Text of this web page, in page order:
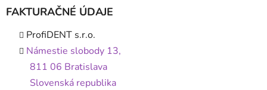
FAKTURAČNÉ ÚDAJE
ProfiDENT s.r.o.
Námestie slobody 13,
811 06 Bratislava
Slovenská republika